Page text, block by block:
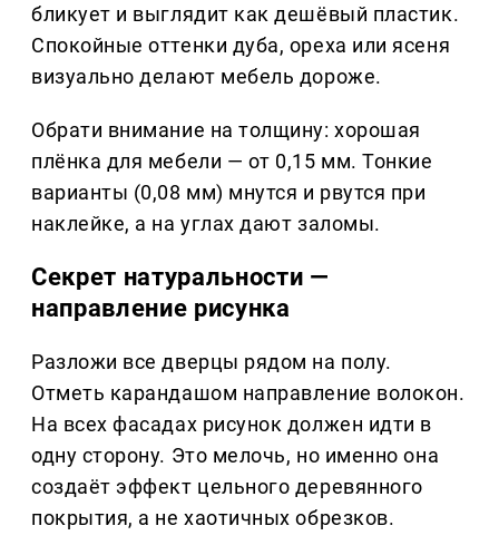
бликует и выглядит как дешёвый пластик.
Спокойные оттенки дуба, ореха или ясеня
визуально делают мебель дороже.
Обрати внимание на толщину: хорошая
плёнка для мебели — от 0,15 мм. Тонкие
варианты (0,08 мм) мнутся и рвутся при
наклейке, а на углах дают заломы.
Секрет натуральности —
направление рисунка
Разложи все дверцы рядом на полу.
Отметь карандашом направление волокон.
На всех фасадах рисунок должен идти в
одну сторону. Это мелочь, но именно она
создаёт эффект цельного деревянного
покрытия, а не хаотичных обрезков.